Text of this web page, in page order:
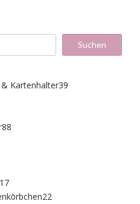
Suchen
Kartenhalter39
88
1717
Produkte2222